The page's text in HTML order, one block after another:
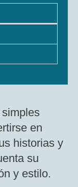
en
historias y
su
y estilo.